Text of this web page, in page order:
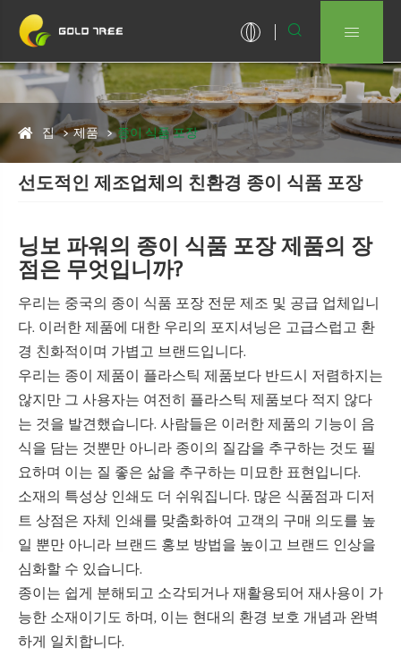
 
집 제품 종이 식품 포장
선도적인 제조업체의 친환경 종이 식품 포장
닝보 파워의 종이 식품 포장 제품의 장
점은 무엇입니까?
우리는 중국의 종이 식품 포장 전문 제조 및 공급 업체입니
다. 이러한 제품에 대한 우리의 포지셔닝은 고급스럽고 환
경 친화적이며 가볍고 브랜드입니다.
우리는 종이 제품이 플라스틱 제품보다 반드시 저렴하지는
않지만 그 사용자는 여전히 플라스틱 제품보다 적지 않다
는 것을 발견했습니다. 사람들은 이러한 제품의 기능이 음
식을 담는 것뿐만 아니라 종이의 질감을 추구하는 것도 필
요하며 이는 질 좋은 삶을 추구하는 미묘한 표현입니다.
소재의 특성상 인쇄도 더 쉬워집니다. 많은 식품점과 디저
트 상점은 자체 인쇄를 맞춤화하여 고객의 구매 의도를 높
일 뿐만 아니라 브랜드 홍보 방법을 높이고 브랜드 인상을
심화할 수 있습니다.
종이는 쉽게 분해되고 소각되거나 재활용되어 재사용이 가
능한 소재이기도 하며, 이는 현대의 환경 보호 개념과 완벽
하게 일치합니다.